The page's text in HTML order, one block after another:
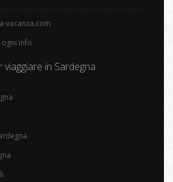
vacanza.com
info
viaggiare in Sardegna